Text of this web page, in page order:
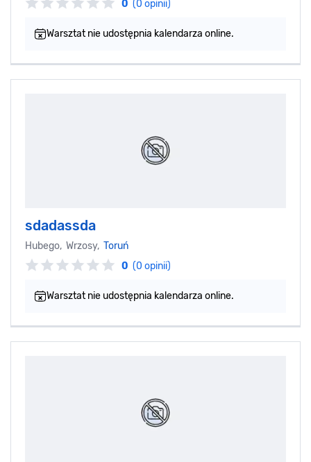
0 (0 opinii)
Warsztat nie udostępnia kalendarza online.
sdadassda
Hubego, Wrzosy, Toruń
0 (0 opinii)
Warsztat nie udostępnia kalendarza online.